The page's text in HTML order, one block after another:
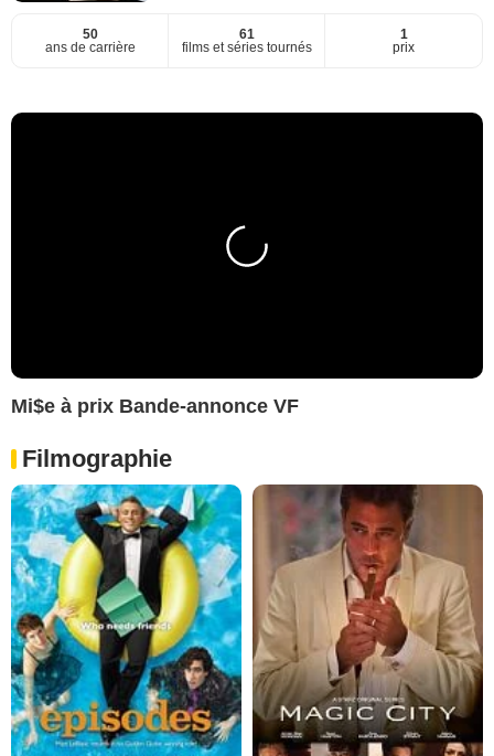
50
ans de carrière
61
films et séries tournés
1
prix
Mi$e à prix Bande-annonce VF
Filmographie